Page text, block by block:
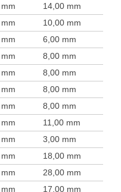
14,00 mm
10,00 mm
6,00 mm
8,00 mm
8,00 mm
8,00 mm
8,00 mm
11,00 mm
3,00 mm
18,00 mm
28,00 mm
17,00 mm